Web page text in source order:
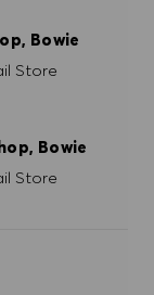
Bowie
Store
Bowie
Store